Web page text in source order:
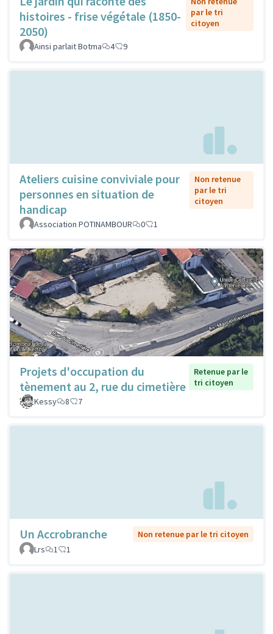
histoires - frise végétale (1850-
2050)
par le tri
citoyen
Ainsi parlait Botma 4 9
Ateliers cuisine conviviale pour
personnes en situation de
handicap
Non retenue
par le tri
citoyen
Association POTINAMBOUR 0 1
Projets d'occupation du
tènement au 2, rue du cimetière
Retenue par le
tri citoyen
Kessy
8 7
Un Accrobranche
Non retenue par le tri citoyen
Lrs
1 1